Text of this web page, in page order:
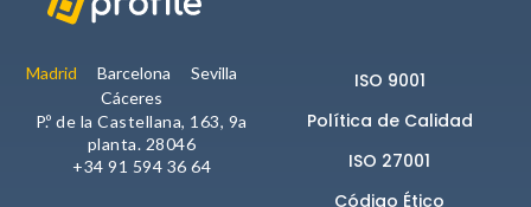
Madrid Barcelona
Sevilla
Cáceres
P.º de la Castellana, 163, 9a
planta. 28046
+34 91 594 36 64
ISO 9001
Política de Calidad
ISO 27001
Código Ético